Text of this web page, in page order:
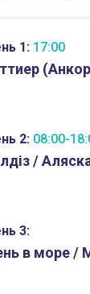
1: 17:00
2: 08:00-
/
3:
в море /